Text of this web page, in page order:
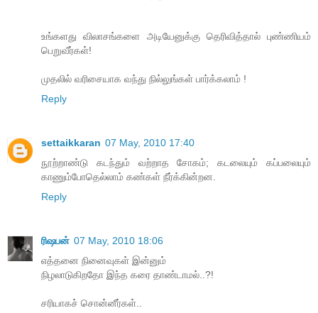
உங்களது விலாசங்களை அடியேனுக்கு தெரிவித்தால் புண்ணியம்
பெறுவீர்கள்!
முதலில் வரிசையாக வந்து நில்லுங்கள் பார்க்கலாம் !
Reply
settaikkaran 07 May, 2010 17:40
நூற்றாண்டு கடந்தும் வற்றாத சோகம்; கடலையும் கப்பலையும்
காணும்போதெல்லாம் கண்கள் நீர்க்கின்றன.
Reply
ரிஷபன் 07 May, 2010 18:06
எத்தனை நினைவுகள் இன்னும்
நிழலாடுகிறதோ இந்த கரை தாண்டாமல்..?!
சரியாகச் சொன்னீர்கள்..